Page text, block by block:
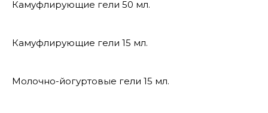
Камуфлирующие гели 50 мл.
Камуфлирующие гели 15 мл.
Молочно-йогуртовые гели 15 мл.